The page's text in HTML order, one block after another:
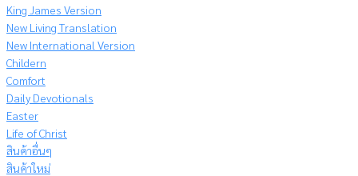
King James Version
New Living Translation
New International Version
Childern
Comfort
Daily Devotionals
Easter
Life of Christ
สินค้าอื่นๆ
สินค้าใหม่